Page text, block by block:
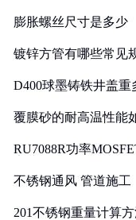
膨胀螺丝尺寸是多少
镀锌方管有哪些常见
D400球墨铸铁井盖重
覆膜砂的耐高温性能
RU7088R功率
不锈钢通风 管道施工
201不锈钢重量计算